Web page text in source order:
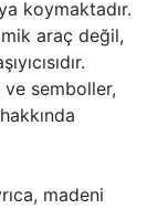
koymaktadır.
araç değil,
ve semboller,
madeni